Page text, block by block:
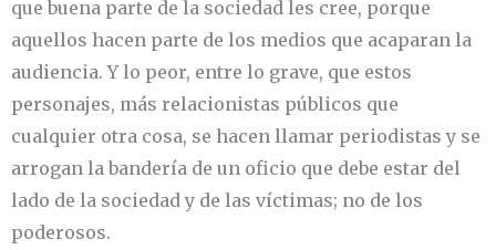
que buena parte de la sociedad les cree, porque
aquellos hacen parte de los medios que acaparan la
audiencia. Y lo peor, entre lo grave, que estos
personajes, más relacionistas públicos que
cualquier otra cosa, se hacen llamar periodistas y se
arrogan la bandería de un oficio que debe estar del
lado de la sociedad y de las víctimas; no de los
poderosos.